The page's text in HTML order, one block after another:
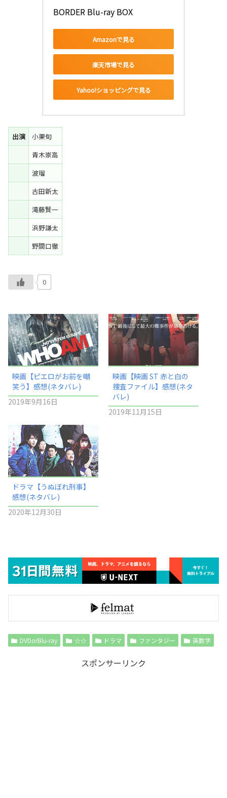
BORDER Blu-ray BOX
Amazonで見る
楽天市場で見る
Yahoo!ショッピングで見る
出演
小栗旬
青木崇高
波瑠
古田新太
滝藤賢一
浜野謙太
野間口徹
0
映画【ピエロがお前を嘲
笑う】感想(ネタバレ)
2019年9月16日
映画【映画 ST 赤と白の
捜査ファイル】感想(ネタ
バレ)
2019年11月15日
ドラマ【うぬぼれ刑事】
感想(ネタバレ)
2020年12月30日
DVDorBlu-ray ☆☆ ドラマ ファンタジー 英数字
スポンサーリンク